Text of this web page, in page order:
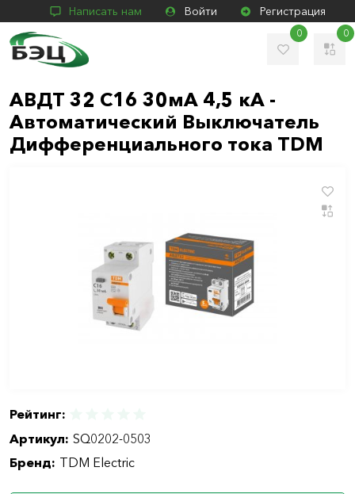
Написать нам Войти Регистрация
0 0
АВДТ 32 С16 30мА 4,5 кА -
Автоматический Выключатель
Дифференциального тока TDM
Рейтинг:
Артикул: SQ0202-0503
Бренд: TDM Electric